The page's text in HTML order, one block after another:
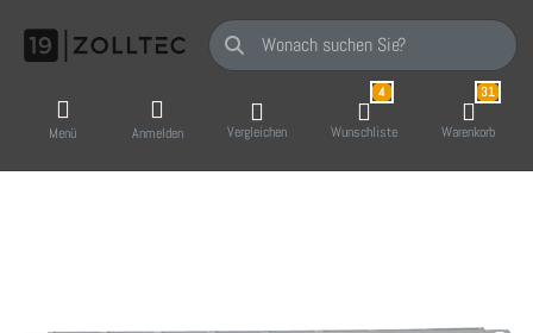
Geben Sie einen Suchbegriff ein. Während
Menü Anmelden Vergleichen
4
Wunschliste
31
Warenkorb